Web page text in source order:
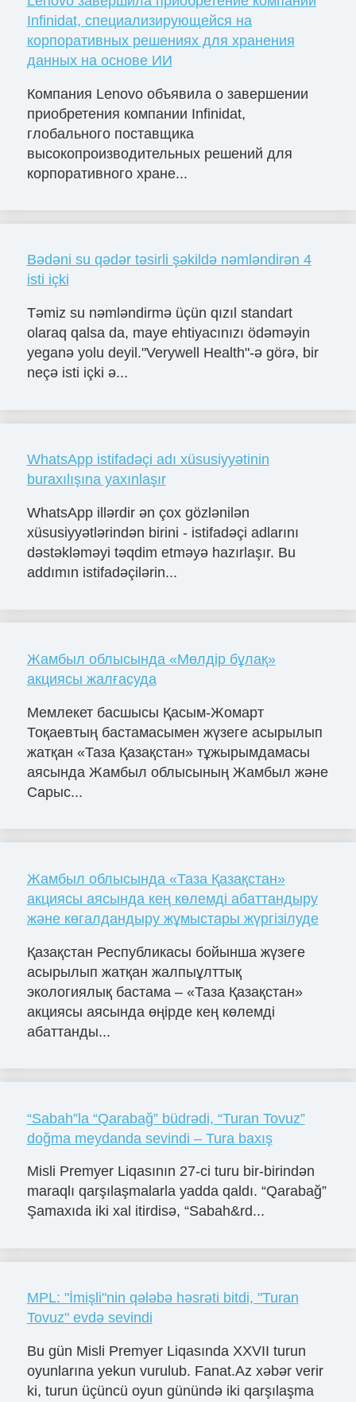
Infinidat, специализирующейся на
корпоративных решениях для хранения
данных на основе ИИ
Компания Lenovo объявила о завершении
приобретения компании Infinidat,
глобального поставщика
высокопроизводительных решений для
корпоративного хране...
Bədəni su qədər təsirli şəkildə nəmləndirən 4
isti içki
Təmiz su nəmləndirmə üçün qızıl standart
olaraq qalsa da, maye ehtiyacınızı ödəməyin
yeganə yolu deyil."Verywell Health"-ə görə, bir
neçə isti içki ə...
WhatsApp istifadəçi adı xüsusiyyətinin
buraxılışına yaxınlaşır
WhatsApp illərdir ən çox gözlənilən
xüsusiyyətlərindən birini - istifadəçi adlarını
dəstəkləməyi təqdim etməyə hazırlaşır. Bu
addımın istifadəçilərin...
Жамбыл облысында «Мөлдір бұлақ»
акциясы жалғасуда
Мемлекет басшысы Қасым-Жомарт
Тоқаевтың бастамасымен жүзеге асырылып
жатқан «Таза Қазақстан» тұжырымдамасы
аясында Жамбыл облысының Жамбыл және
Сарыс...
Жамбыл облысында «Таза Қазақстан»
акциясы аясында кең көлемді абаттандыру
және көгалдандыру жұмыстары жүргізілуде
Қазақстан Республикасы бойынша жүзеге
асырылып жатқан жалпыұлттық
экологиялық бастама – «Таза Қазақстан»
акциясы аясында өңірде кең көлемді
абаттанды...
“Sabah”la “Qarabağ” büdrədi, “Turan Tovuz”
doğma meydanda sevindi – Tura baxış
Misli Premyer Liqasının 27-ci turu bir-birindən
maraqlı qarşılaşmalarla yadda qaldı. “Qarabağ”
Şamaxıda iki xal itirdisə, “Sabah&rd...
MPL: "İmişli"nin qələbə həsrəti bitdi, "Turan
Tovuz" evdə sevindi
Bu gün Misli Premyer Liqasında XXVII turun
oyunlarına yekun vurulub. Fanat.Az xəbər verir
ki, turun üçüncü oyun günündə iki qarşılaşma